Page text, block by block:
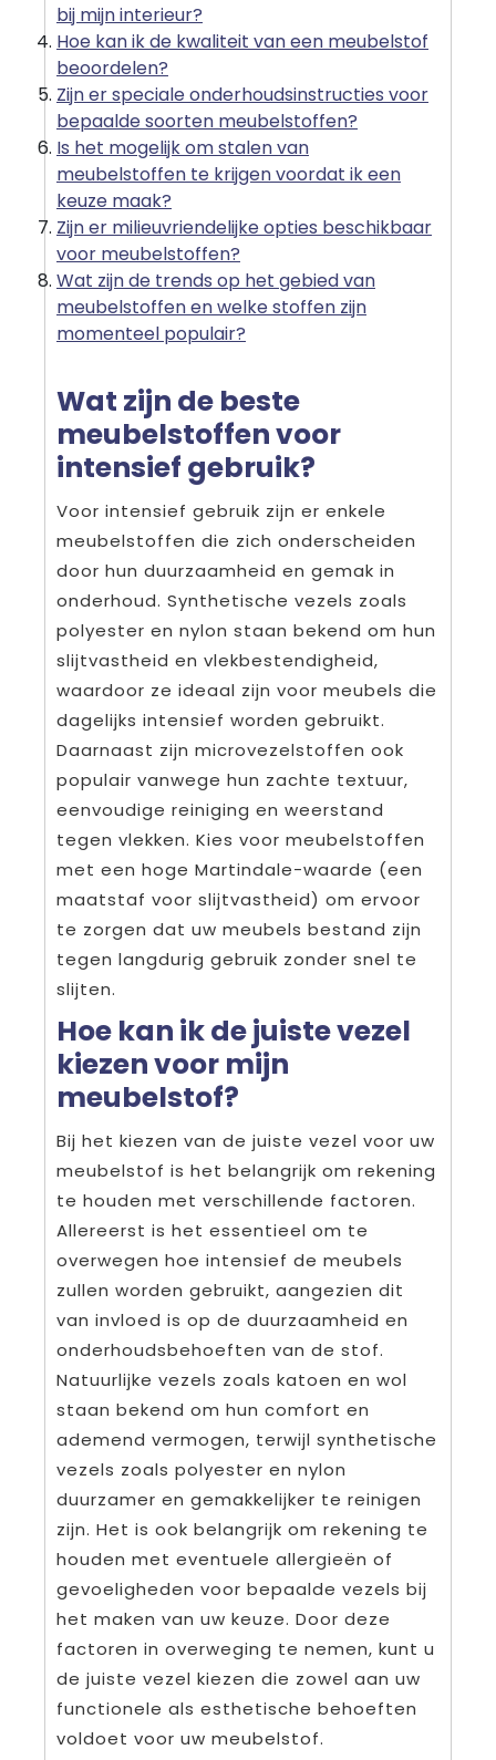
bij mijn interieur?
Hoe kan ik de kwaliteit van een meubelstof
beoordelen?
Zijn er speciale onderhoudsinstructies voor
bepaalde soorten meubelstoffen?
Is het mogelijk om stalen van
meubelstoffen te krijgen voordat ik een
keuze maak?
Zijn er milieuvriendelijke opties beschikbaar
voor meubelstoffen?
Wat zijn de trends op het gebied van
meubelstoffen en welke stoffen zijn
momenteel populair?
Wat zijn de beste
meubelstoffen voor
intensief gebruik?
Voor intensief gebruik zijn er enkele
meubelstoffen die zich onderscheiden
door hun duurzaamheid en gemak in
onderhoud. Synthetische vezels zoals
polyester en nylon staan bekend om hun
slijtvastheid en vlekbestendigheid,
waardoor ze ideaal zijn voor meubels die
dagelijks intensief worden gebruikt.
Daarnaast zijn microvezelstoffen ook
populair vanwege hun zachte textuur,
eenvoudige reiniging en weerstand
tegen vlekken. Kies voor meubelstoffen
met een hoge Martindale-waarde (een
maatstaf voor slijtvastheid) om ervoor
te zorgen dat uw meubels bestand zijn
tegen langdurig gebruik zonder snel te
slijten.
Hoe kan ik de juiste vezel
kiezen voor mijn
meubelstof?
Bij het kiezen van de juiste vezel voor uw
meubelstof is het belangrijk om rekening
te houden met verschillende factoren.
Allereerst is het essentieel om te
overwegen hoe intensief de meubels
zullen worden gebruikt, aangezien dit
van invloed is op de duurzaamheid en
onderhoudsbehoeften van de stof.
Natuurlijke vezels zoals katoen en wol
staan bekend om hun comfort en
ademend vermogen, terwijl synthetische
vezels zoals polyester en nylon
duurzamer en gemakkelijker te reinigen
zijn. Het is ook belangrijk om rekening te
houden met eventuele allergieën of
gevoeligheden voor bepaalde vezels bij
het maken van uw keuze. Door deze
factoren in overweging te nemen, kunt u
de juiste vezel kiezen die zowel aan uw
functionele als esthetische behoeften
voldoet voor uw meubelstof.